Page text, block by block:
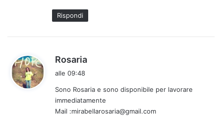
:
Rispondi
Rosaria
e
t
t
alle 09:48
Sono Rosaria e sono disponibile per lavorare
immediatamente
Mail :mirabellarosaria@gmail.com